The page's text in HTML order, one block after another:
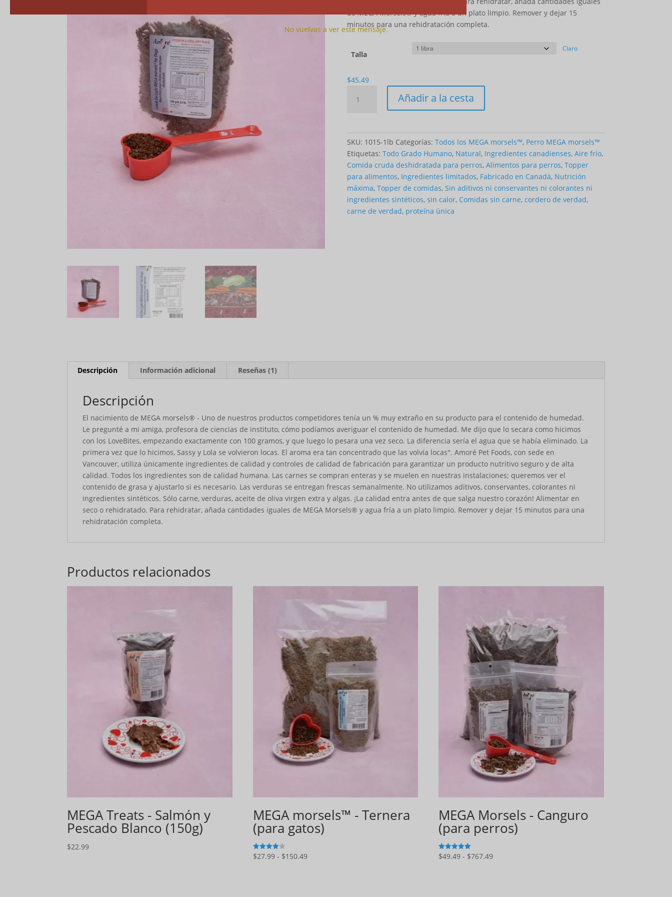
precios:
$45.49
a
de MEGA Morsels® y agua fría a un plato limpio. Remover y dejar 15
minutos para una rehidratación completa.
Talla
Claro
$45.49
MEGA
Dogs)
Añadir a la cesta
SKU: 1015-1lb Categorías: Todos los MEGA morsels™, Perro MEGA morsels™
Etiquetas: Todo Grado Humano, Natural, Ingredientes canadienses, Aire frío,
Comida cruda deshidratada para perros, Alimentos para perros, Topper
para alimentos, Ingredientes limitados, Fabricado en Canadá, Nutrición
máxima, Topper de comidas, Sin aditivos ni conservantes ni colorantes ni
ingredientes sintéticos, sin calor, Comidas sin carne, cordero de verdad,
carne de verdad, proteína única
Descripción Información adicional Reseñas (1)
Descripción
El nacimiento de MEGA morsels® - Uno de nuestros productos competidores tenía un % muy extraño en su producto para el contenido de humedad.
Le pregunté a mi amiga, profesora de ciencias de instituto, cómo podíamos averiguar el contenido de humedad. Me dijo que lo secara como hicimos
con los LoveBites, empezando exactamente con 100 gramos, y que luego lo pesara una vez seco. La diferencia sería el agua que se había eliminado. La
primera vez que lo hicimos, Sassy y Lola se volvieron locas. El aroma era tan concentrado que las volvía locas". Amoré Pet Foods, con sede en
Vancouver, utiliza únicamente ingredientes de calidad y controles de calidad de fabricación para garantizar un producto nutritivo seguro y de alta
calidad. Todos los ingredientes son de calidad humana. Las carnes se compran enteras y se muelen en nuestras instalaciones; queremos ver el
contenido de grasa y ajustarlo si es necesario. Las verduras se entregan frescas semanalmente. No utilizamos aditivos, conservantes, colorantes ni
ingredientes sintéticos. Sólo carne, verduras, aceite de oliva virgen extra y algas. ¡La calidad entra antes de que salga nuestro corazón! Alimentar en
seco o rehidratado. Para rehidratar, añada cantidades iguales de MEGA Morsels® y agua fría a un plato limpio. Remover y dejar 15 minutos para una
rehidratación completa.
Productos relacionados
MEGA Treats - Salmón y
Pescado Blanco (150g)
$22.99
MEGA morsels™ - Ternera
(para gatos)
4
de 5
$27.99 - $150.49Gama
MEGA Morsels - Canguro
(para perros)
5
de 5
$49.49 - $767.49Gama
No vuelvas a ver este mensaje.